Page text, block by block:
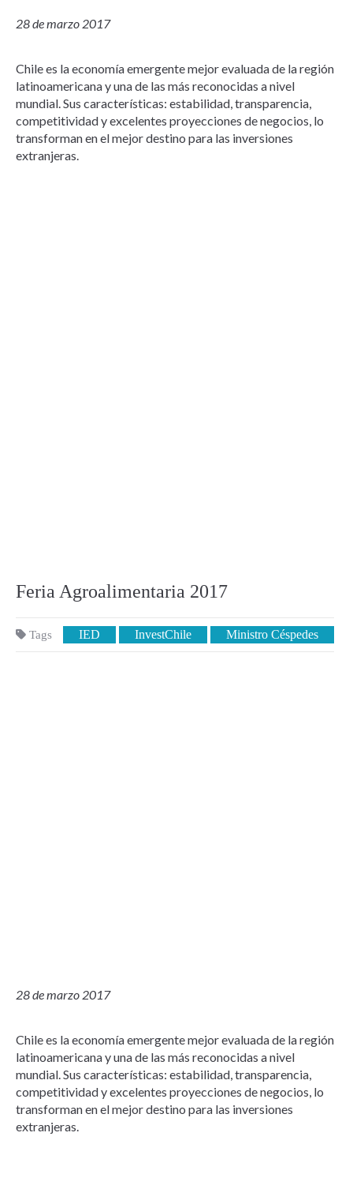
28 de marzo 2017
Chile es la economía emergente mejor evaluada de la región
latinoamericana y una de las más reconocidas a nivel
mundial. Sus características: estabilidad, transparencia,
competitividad y excelentes proyecciones de negocios, lo
transforman en el mejor destino para las inversiones
extranjeras.
Feria Agroalimentaria 2017
Tags IED InvestChile Ministro Céspedes
28 de marzo 2017
Chile es la economía emergente mejor evaluada de la región
latinoamericana y una de las más reconocidas a nivel
mundial. Sus características: estabilidad, transparencia,
competitividad y excelentes proyecciones de negocios, lo
transforman en el mejor destino para las inversiones
extranjeras.